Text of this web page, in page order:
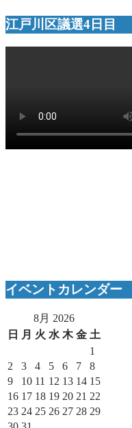
江戸川区議選4日目
イベントカレンダー
8月 2026
日
月 火 水 木 金 土
1
2
3 4 5 6 7
8
9
10 11 12 13 14 15
16 17 18 19 20 21 22
23 24 25 26 27 28 29